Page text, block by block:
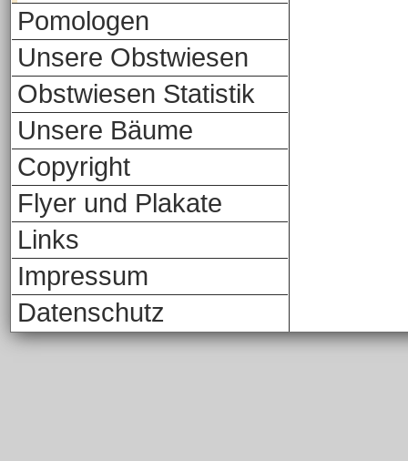
Pomologen
Unsere Obstwiesen
Obstwiesen Statistik
Unsere Bäume
Copyright
Flyer und Plakate
Links
Impressum
Datenschutz